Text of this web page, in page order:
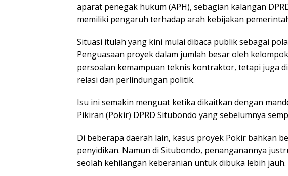
aparat penegak hukum (APH), sebagian kalangan
memiliki pengaruh terhadap arah kebijakan
Situasi itulah yang kini mulai dibaca publik sebagai
Penguasaan proyek dalam jumlah besar oleh
persoalan kemampuan teknis kontraktor, tetapi juga
relasi dan perlindungan politik.
Isu ini semakin menguat ketika dikaitkan dengan
Pikiran (Pokir) DPRD Situbondo yang sebelumnya
Di beberapa daerah lain, kasus proyek Pokir bahkan
penyidikan. Namun di Situbondo, penanganannya
seolah kehilangan keberanian untuk dibuka lebih jauh.